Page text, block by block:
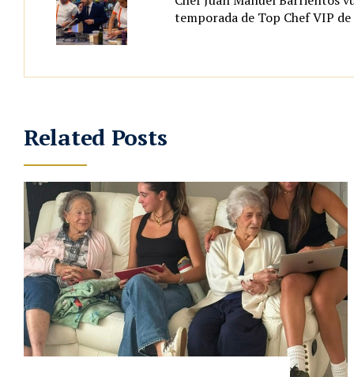
temporada de Top Chef VIP
Related Posts